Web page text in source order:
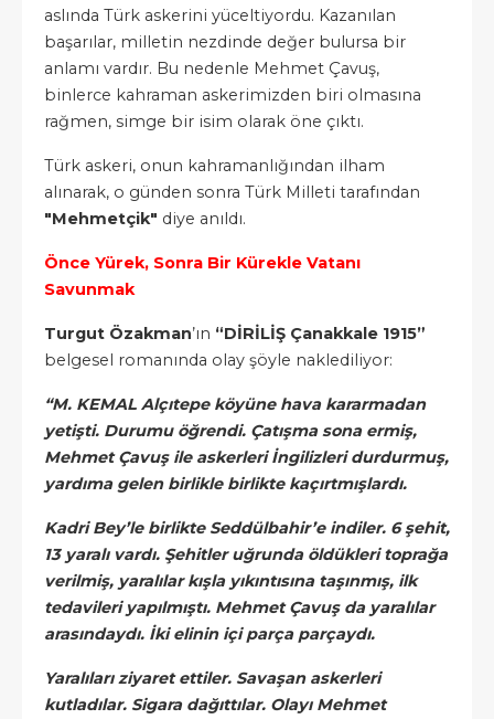
aslında Türk askerini yüceltiyordu. Kazanılan
başarılar, milletin nezdinde değer bulursa bir
anlamı vardır. Bu nedenle Mehmet Çavuş,
binlerce kahraman askerimizden biri olmasına
rağmen, simge bir isim olarak öne çıktı.
Türk askeri, onun kahramanlığından ilham
alınarak, o günden sonra Türk Milleti tarafından
"Mehmetçik" diye anıldı.
Önce Yürek, Sonra Bir Kürekle Vatanı
Savunmak
Turgut Özakman’ın “DİRİLİŞ Çanakkale 1915”
belgesel romanında olay şöyle naklediliyor:
“M. KEMAL Alçıtepe köyüne hava kararmadan
yetişti. Durumu öğrendi. Çatışma sona ermiş,
Mehmet Çavuş ile askerleri İngilizleri durdurmuş,
yardıma gelen birlikle birlikte kaçırtmışlardı.
Kadri Bey’le birlikte Seddülbahir’e indiler. 6 şehit,
13 yaralı vardı. Şehitler uğrunda öldükleri toprağa
verilmiş, yaralılar kışla yıkıntısına taşınmış, ilk
tedavileri yapılmıştı. Mehmet Çavuş da yaralılar
arasındaydı. İki elinin içi parça parçaydı.
Yaralıları ziyaret ettiler. Savaşan askerleri
kutladılar. Sigara dağıttılar. Olayı Mehmet